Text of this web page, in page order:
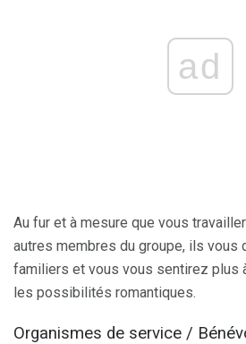
ad
Au fur et à mesure que vous
autres membres du groupe, ils vous
familiers et vous vous sentirez plus
les possibilités romantiques.
Organismes de service /